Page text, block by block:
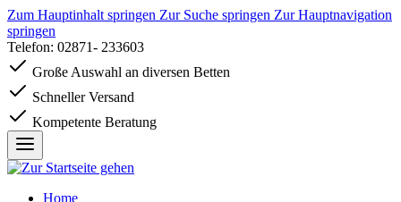
Zum Hauptinhalt springen Zur Suche springen Zur Hauptnavigation
springen
Telefon: 02871- 233603
Große Auswahl an diversen Betten
Schneller Versand
Kompetente Beratung
Home